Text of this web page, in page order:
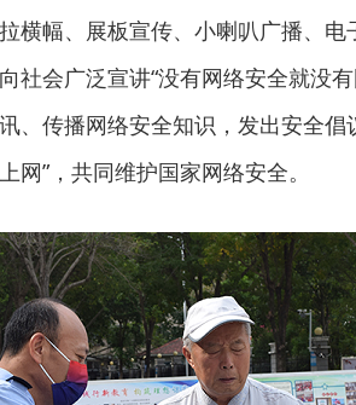
横幅、展板宣传、小喇叭广播、电
社会广泛宣讲“没有网络安全就没
、传播网络安全知识，发出安全倡
网”，共同维护国家网络安全。